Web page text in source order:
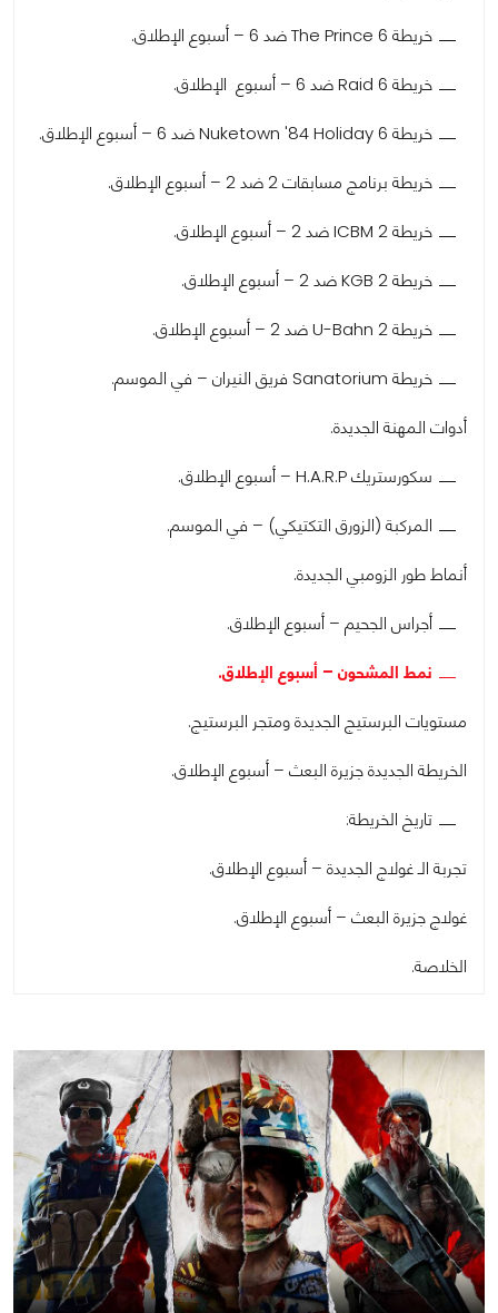
خريطة The Prince 6 ضد 6 – أسبوع الإطلاق.
خريطة Raid 6 ضد 6 – أسبوع الإطلاق.
خريطة Nuketown '84 Holiday 6 ضد 6 – أسبوع الإطلاق.
خريطة برنامج مسابقات 2 ضد 2 – أسبوع الإطلاق.
خريطة ICBM 2 ضد 2 – أسبوع الإطلاق.
خريطة KGB 2 ضد 2 – أسبوع الإطلاق.
خريطة U-Bahn 2 ضد 2 – أسبوع الإطلاق.
خريطة Sanatorium فريق النيران – في الموسم.
أدوات المهنة الجديدة.
سكورستريك H.A.R.P – أسبوع الإطلاق.
المركبة (الزورق التكتيكي) – في الموسم.
أنماط طور الزومبي الجديدة.
أجراس الجحيم – أسبوع الإطلاق.
نمط المشحون – أسبوع الإطلاق.
مستويات البرستيج الجديدة ومتجر البرستيج.
الخريطة الجديدة جزيرة البعث – أسبوع الإطلاق.
تاريخ الخريطة:
تجربة الـ غولاج الجديدة – أسبوع الإطلاق.
غولاج جزيرة البعث – أسبوع الإطلاق.
الخلاصة.